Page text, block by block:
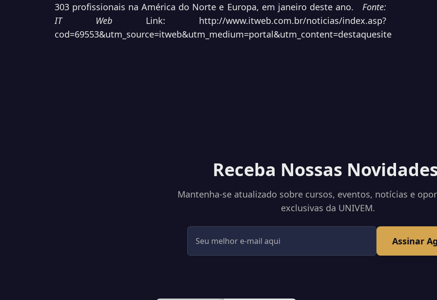
303 profissionais na América do Norte e Europa, em janeiro deste ano.
Fonte:
IT Web
Link: http://www.itweb.com.br/noticias/index.asp?
cod=69553&utm_source=itweb&utm_medium=portal&utm_content=destaquesite
Receba Nossas
Mantenha-se atualizado sobre cursos, eventos, notícias e
exclusivas da UNIVEM.
Assinar